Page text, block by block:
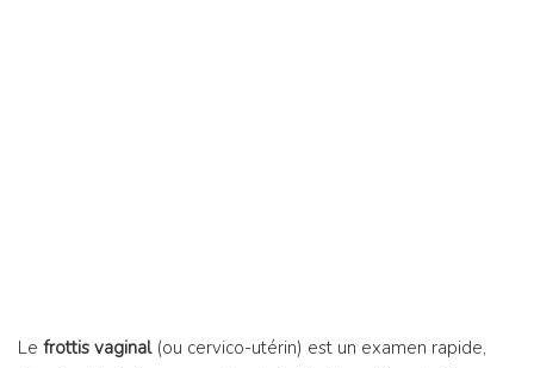
Le frottis vaginal(ou cervico-utérin) est un examen rapide,